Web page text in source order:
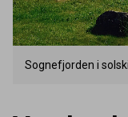
Sognefjorden i